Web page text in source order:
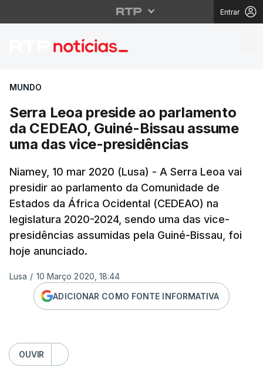
Entrar
Serra Leoa preside
MUNDO
Serra Leoa preside ao parlamento
da CEDEAO, Guiné-Bissau assume
uma das vice-presidências
Niamey, 10 mar 2020 (Lusa) - A Serra Leoa vai
presidir ao parlamento da Comunidade de
Estados da África Ocidental (CEDEAO) na
legislatura 2020-2024, sendo uma das vice-
presidências assumidas pela Guiné-Bissau, foi
hoje anunciado.
Lusa / 10 Março 2020, 18:44
ADICIONAR COMO FONTE INFORMATIVA
OUVIR